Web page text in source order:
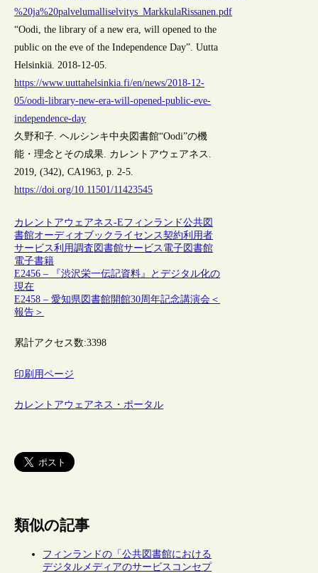
%20ja%20palvelumalliselvitys_MarkkulaRissanen.pdf
“Oodi, the library of a new era, will opened to the
public on the eve of the Independence Day”. Uutta
Helsinkiä. 2018-12-05.
https://www.uuttahelsinkia.fi/en/news/2018-12-
05/oodi-library-new-era-will-opened-public-eve-
independence-day
久野和子. ヘルシンキ中央図書館“Oodi”の機
能・理念とその成果. カレントアウェアネス.
2019, (342), CA1963, p. 2-5.
https://doi.org/10.11501/11423545
カレントアウェアネス-Eフィンランド公共図
書館オーディオブック ライセンス契約利用者
サービス利用調査 図書館サービス 電子図書館
電子書籍
E2456 – 『渋沢栄一伝記資料』とデジタル化の
現在
E2458 – 愛知県図書館開館30周年記念講演会＜
報告＞
累計アクセス数:3398
印刷用ページ
カレントアウェアネス・ポータル
類似の記事
フィンランドの「公共図書館における
デジタルメディアのサービスコンセプ